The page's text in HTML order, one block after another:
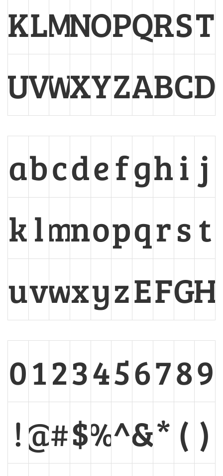
KLMNOPQRST
UVWXYZABCD
abcdefghi j
klmnopqrst
uvwxyzEFGH
0123456789
!@#$%^&* ( )